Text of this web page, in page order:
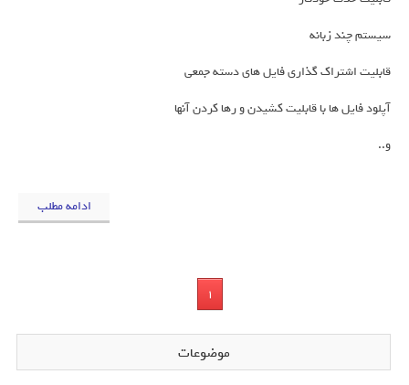
سیستم چند زبانه
قابلیت اشتراک گذاری فایل های دسته جمعی
آپلود فایل ها با قابلیت کشیدن و رها کردن آنها
و..
ادامه مطلب
1
موضوعات